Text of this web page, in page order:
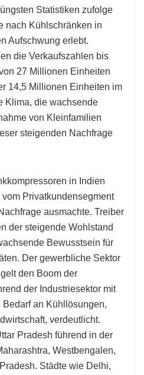
Statistiken zufolge
nach Kühlschränken in
Aufschwung erlebt.
die Verkaufszahlen bis
27 Millionen Einheiten
14,5 Millionen Einheiten im
Klima, die wachsende
von Kleinfamilien
steigenden Nachfrage
in Indien
Privatkundensegment
ausmachte. Treiber
der steigende Wohlstand
Bewusstsein für
Der gewerbliche Sektor
den Boom der
der Industriesektor mit
an Kühllösungen,
verdeutlicht.
Pradesh führend in der
Westbengalen,
Städte wie Delhi,